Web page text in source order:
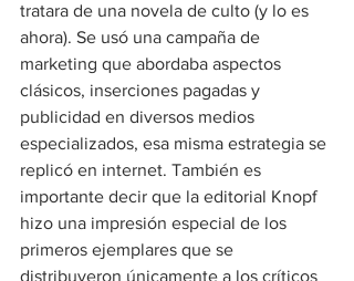
tratara de una novela de culto (y lo es
ahora). Se usó una campaña de
marketing que abordaba aspectos
clásicos, inserciones pagadas y
publicidad en diversos medios
especializados, esa misma estrategia se
replicó en internet. También es
importante decir que la editorial Knopf
hizo una impresión especial de los
primeros ejemplares que se
distribuyeron únicamente a los críticos